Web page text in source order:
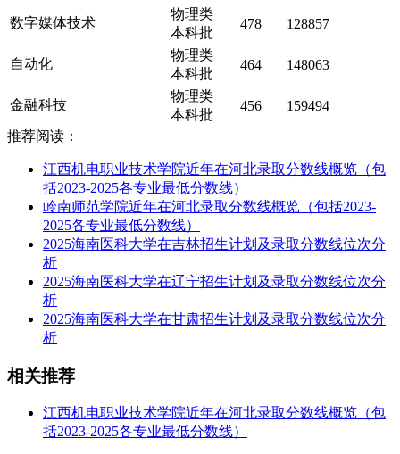
数字媒体技术
物理类
本科批
478 128857
自动化
物理类
本科批
464 148063
金融科技
物理类
本科批
456
159494
推荐阅读：
江西机电职业技术学院近年在河北录取分数线概览（包
括2023-2025各专业最低分数线）
岭南师范学院近年在河北录取分数线概览（包括2023-
2025各专业最低分数线）
2025海南医科大学在吉林招生计划及录取分数线位次分
析
2025海南医科大学在辽宁招生计划及录取分数线位次分
析
2025海南医科大学在甘肃招生计划及录取分数线位次分
析
相关推荐
江西机电职业技术学院近年在河北录取分数线概览（包
括2023-2025各专业最低分数线）